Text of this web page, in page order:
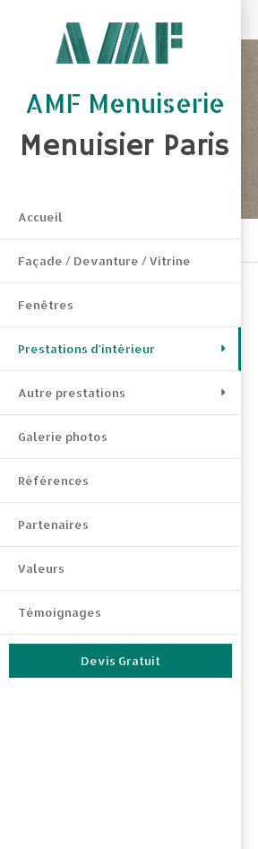
AMF Menuiserie
Menuisier Paris
Accueil
Façade / Devanture / Vitrine
Fenêtres
Prestations d'intérieur
Autre prestations
Galerie photos
Références
Partenaires
Valeurs
Témoignages
Devis Gratuit